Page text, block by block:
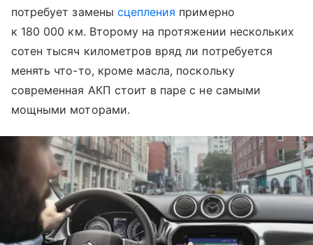
потребует замены сцепления примерно
к 180 000 км. Второму на протяжении нескольких
сотен тысяч километров вряд ли потребуется
менять что-то, кроме масла, поскольку
современная АКП стоит в паре с не самыми
мощными моторами.